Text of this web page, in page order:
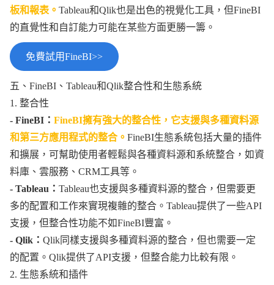
板和報表。 Tableau和Qlik也是出色的視覺化工具，但FineBI
的直覺性和自訂能力可能在某些方面更勝一籌。
免費試用FineBI>>
五、FineBI、Tableau和Qlik整合性和生態系統
1. 整合性
- FineBI： FineBI擁有強大的整合性，它支援與多種資料源
和第三方應用程式的整合。 FineBI生態系統包括大量的插件
和擴展，可幫助使用者輕鬆與各種資料源和系統整合，如資
料庫、雲服務、CRM工具等。
- Tableau： Tableau也支援與多種資料源的整合，但需要更
多的配置和工作來實現複雜的整合。Tableau提供了一些API
支援，但整合性功能不如FineBI豐富。
- Qlik： Qlik同樣支援與多種資料源的整合，但也需要一定
的配置。Qlik提供了API支援，但整合能力比較有限。
2. 生態系統和插件